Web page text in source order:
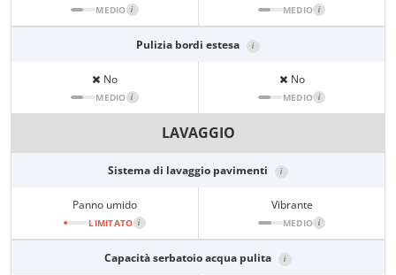
MEDIO i MEDIO i
Pulizia bordi estesa i
No
MEDIO i
No
MEDIO i
LAVAGGIO
Sistema di lavaggio pavimenti i
Panno umido
LIMITATO i
Vibrante
MEDIO i
Capacità serbatoio acqua pulita i